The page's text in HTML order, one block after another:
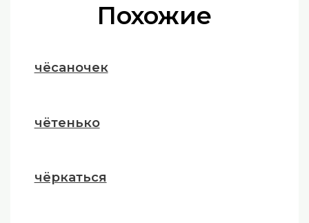
Похожие
чёсаночек
чётенько
чёркаться